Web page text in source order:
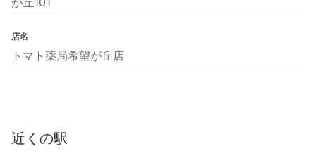
店名
トマト薬局希望が丘店
近くの駅